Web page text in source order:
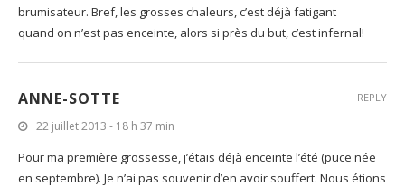
brumisateur. Bref, les grosses chaleurs, c’est déjà fatigant
quand on n’est pas enceinte, alors si près du but, c’est infernal!
ANNE-SOTTE
22 juillet 2013 - 18 h 37 min
Pour ma première grossesse, j’étais déjà enceinte l’été (puce née
en septembre). Je n’ai pas souvenir d’en avoir souffert. Nous étions
REPLY